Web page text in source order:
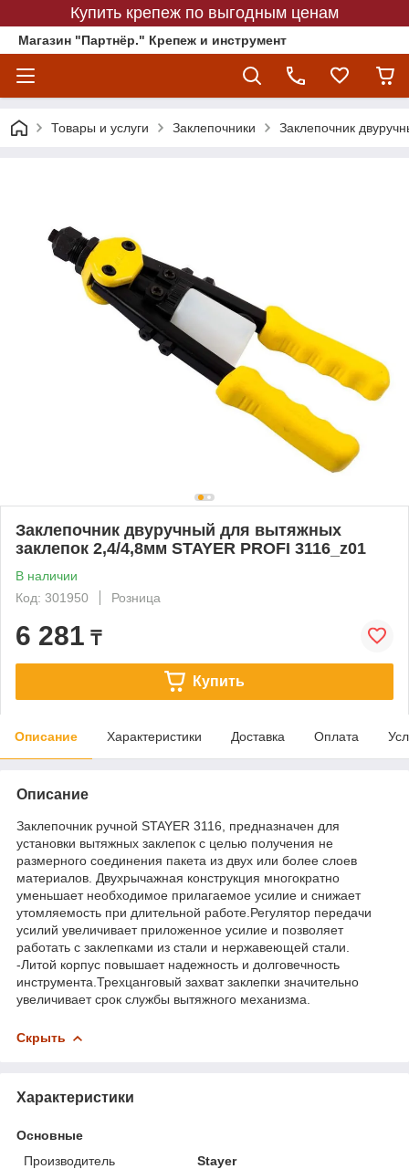
Купить крепеж по выгодным ценам
Магазин "Партнёр." Крепеж и инструмент
Товары и услуги Заклепочники Заклепочник
Заклепочник двуручный для вытяжных
заклепок 2,4/4,8мм STAYER PROFI 3116_z01
В наличии
Код: 301950
Розница
6 281 ₸
Купить
Описание Характеристики Доставка Оплата
Описание
Заклепочник ручной STAYER 3116, предназначен для
установки вытяжных заклепок с целью получения не
размерного соединения пакета из двух или более слоев
материалов. Двухрычажная конструкция многократно
уменьшает необходимое прилагаемое усилие и снижает
утомляемость при длительной работе.Регулятор передачи
усилий увеличивает приложенное усилие и позволяет
работать с заклепками из стали и нержавеющей стали.
-Литой корпус повышает надежность и долговечность
инструмента.Трехцанговый захват заклепки значительно
увеличивает срок службы вытяжного механизма.
Скрыть
Характеристики
Основные
Производитель
Stayer